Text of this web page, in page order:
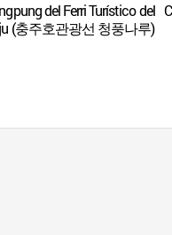
del Ferri Turístico del
(충주호관광선 청풍나루)